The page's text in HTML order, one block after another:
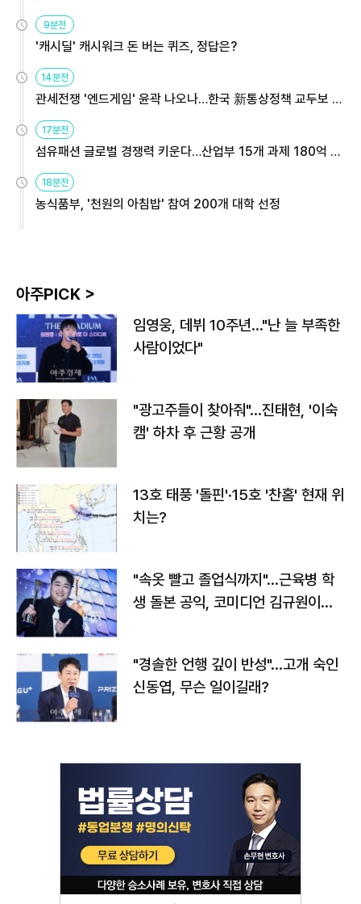
9분전
'캐시딜' 캐시워크 돈 버는 퀴즈, 정답은?
14분전
관세전쟁 '엔드게임' 윤곽 나오나…한국 新통상정책 교두보 활
17분전
섬유패션 글로벌 경쟁력 키운다…산업부 15개 과제 180억 지
18분전
농식품부, '천원의 아침밥' 참여 200개 대학 선정
아주PICK >
임영웅, 데뷔 10주년…"난 늘 부족한
사람이었다"
"광고주들이 찾아줘"…진태현, '이숙
캠' 하차 후 근황 공개
13호 태풍 '돌핀'·15호 '찬홈' 현재 위
치는?
"속옷 빨고 졸업식까지"…근육병 학
생 돌본 공익, 코미디언 김규원이었
"경솔한 언행 깊이 반성"…고개 숙인
신동엽, 무슨 일이길래?